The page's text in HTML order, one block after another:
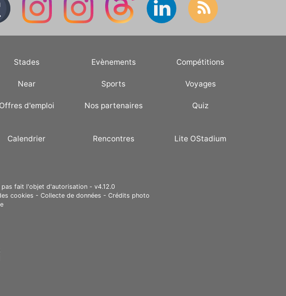
Stades Evènements Compétitions
Near Sports Voyages
Offres d'emploi Nos partenaires Quiz
Calendrier Rencontres Lite OStadium
fait l'objet d'autorisation - v4.12.0
cookies - Collecte de données - Crédits photo